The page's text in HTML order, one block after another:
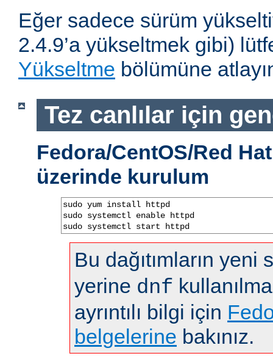
Eğer sadece sürüm
2.4.9’a yükseltmek gibi)
Yükseltme bölümüne
Tez canlılar için
Fedora/CentOS/Red
üzerinde kurulum
sudo yum install httpd
sudo systemctl enable httpd
sudo systemctl start httpd
Bu dağıtımların
yerine dnf
ayrıntılı bilgi için
belgelerine bakınız.